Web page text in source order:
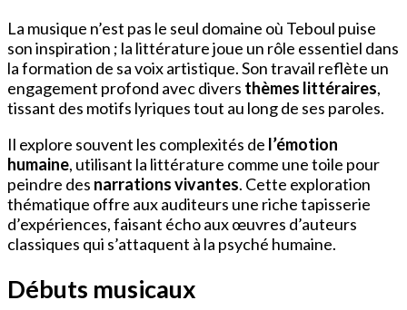
La musique n’est pas le seul domaine où Teboul puise
son inspiration ; la littérature joue un rôle essentiel dans
la formation de sa voix artistique. Son travail reflète un
engagement profond avec divers thèmes littéraires,
tissant des motifs lyriques tout au long de ses paroles.
Il explore souvent les complexités de l’émotion
humaine, utilisant la littérature comme une toile pour
peindre des narrations vivantes. Cette exploration
thématique offre aux auditeurs une riche tapisserie
d’expériences, faisant écho aux œuvres d’auteurs
classiques qui s’attaquent à la psyché humaine.
Débuts musicaux